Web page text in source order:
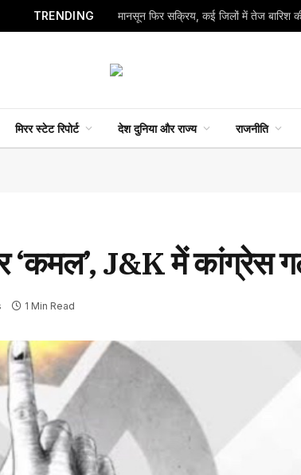
TRENDING मानसून फिर सक्रिय, कई जिलों में तेज बारिश
मिरर स्टेट रिपोर्ट देश दुनिया और राज्य राजनीति
‘कमल’, J&K में कांग्रेस
1 Min Read